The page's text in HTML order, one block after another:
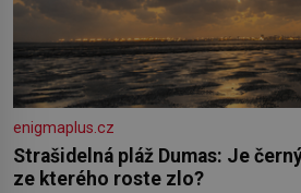
enigmaplus.cz
Strašidelná pláž Dumas: Je
ze kterého roste zlo?